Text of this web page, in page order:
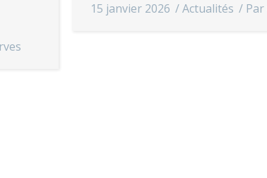
15 janvier 2026 Actualités Par